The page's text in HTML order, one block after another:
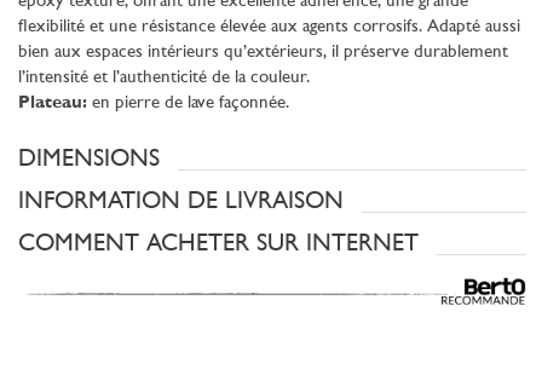
flexibilité et une résistance élevée aux agents corrosifs. Adapté aussi
bien aux espaces intérieurs qu’extérieurs, il préserve durablement
l’intensité et l’authenticité de la couleur.
Plateau: en pierre de lave façonnée.
DIMENSIONS
INFORMATION DE LIVRAISON
COMMENT ACHETER SUR INTERNET